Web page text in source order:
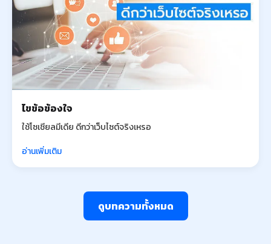
ไขข้อข้องใจ
ใช้โซเชียลมีเดีย ดีกว่าเว็บไซต์จริงเหรอ
อ่านเพิ่มเติม
ดูบทความทั้งหมด